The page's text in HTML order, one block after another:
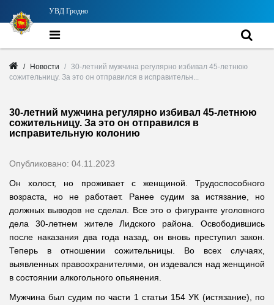
УВД Гродно
Новости
30-летний мужчина регулярно избивал 45-летнюю
сожительницу. За это он отправился в исправительн...
30-летний мужчина регулярно избивал 45-летнюю
сожительницу. За это он отправился в
исправительную колонию
Опубликовано: 04.11.2023
Он холост, но проживает с женщиной. Трудоспособного
возраста, но не работает. Ранее судим за истязание, но
должных выводов не сделал. Все это о фигуранте уголовного
дела 30-летнем жителе Лидского района. Освободившись
после наказания два года назад, он вновь преступил закон.
Теперь в отношении сожительницы. Во всех случаях,
выявленных правоохранителями, он издевался над женщиной
в состоянии алкогольного опьянения.
Мужчина был судим по части 1 статьи 154 УК (истязание), по